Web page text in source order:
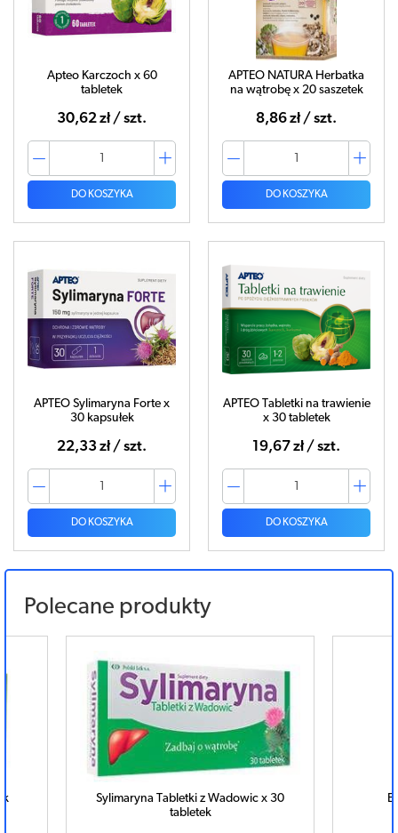
Apteo Karczoch x 60
tabletek
30,62 zł / szt.
DO KOSZYKA
APTEO NATURA Herbatka
na wątrobę x 20 saszetek
8,86 zł / szt.
DO KOSZYKA
APTEO Sylimaryna Forte x
30 kapsułek
22,33 zł / szt.
DO KOSZYKA
APTEO Tabletki na trawienie
x 30 tabletek
19,67 zł / szt.
DO KOSZYKA
Polecane produkty
x 30 ESSELIV 600 x 50 kapsułek